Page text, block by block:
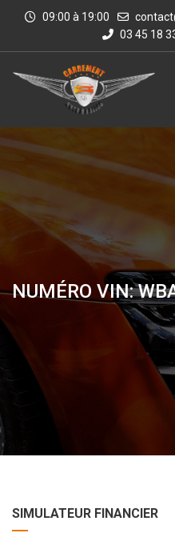
09:00 à 19:00
03 45 18
NUMÉRO VIN:
SIMULATEUR FINANCIER